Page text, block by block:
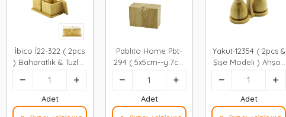
İbico İ22-322 ( 2pcs
) Baharatlık & Tuzluk
( Ahşap Bambu )*48
Adet
Pablıto Home Pbt-
294 ( 5x5cm--y:7cm
) ( 2pcs ) ( Mıknatıslı
İkiz ) ( Ahşap
Bambu ) Baharatlık
& Tuzluk*72
Adet
Yakut-12354 ( 2pcs &
Şişe Modeli ) Ahşap
Bambu Tuzluk &
Baharatlık (
Tutacaklı Ahşap
Stand )*100
Adet